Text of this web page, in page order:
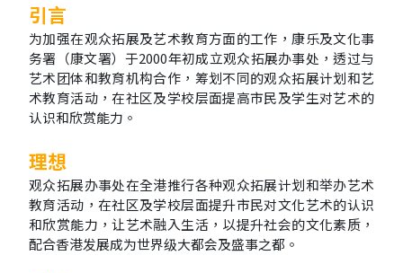
引言
为加强在观众拓展及艺术教育方面的工作，康乐及文化事
务署（康文署）于2000年初成立观众拓展办事处，透过与
艺术团体和教育机构合作，筹划不同的观众拓展计划和艺
术教育活动，在社区及学校层面提高市民及学生对艺术的
认识和欣赏能力。
理想
观众拓展办事处在全港推行各种观众拓展计划和举办艺术
教育活动，在社区及学校层面提升市民对文化艺术的认识
和欣赏能力，让艺术融入生活，以提升社会的文化素质，
配合香港发展成为世界级大都会及盛事之都。